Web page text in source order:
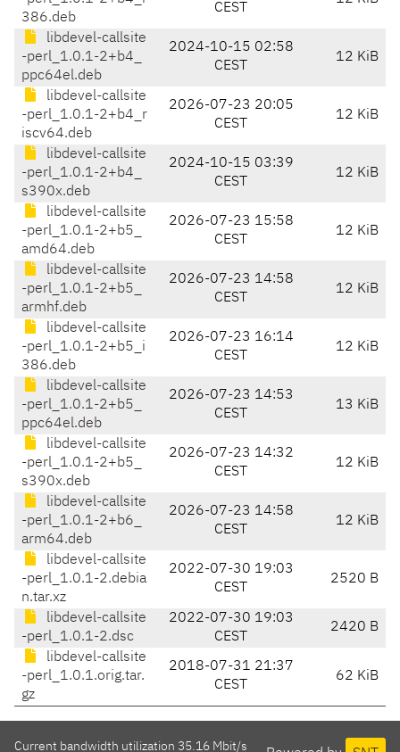
386.deb
CEST
libdevel-callsite
-perl_1.0.1-2+b4_
ppc64el.deb
2024-10-15 02:58
CEST
12 KiB
libdevel-callsite
-perl_1.0.1-2+b4_r
iscv64.deb
2026-07-23 20:05
CEST
12 KiB
libdevel-callsite
-perl_1.0.1-2+b4_
s390x.deb
2024-10-15 03:39
CEST
12 KiB
libdevel-callsite
-perl_1.0.1-2+b5_
amd64.deb
2026-07-23 15:58
CEST
12 KiB
libdevel-callsite
-perl_1.0.1-2+b5_
armhf.deb
2026-07-23 14:58
CEST
12 KiB
libdevel-callsite
-perl_1.0.1-2+b5_i
386.deb
2026-07-23 16:14
CEST
12 KiB
libdevel-callsite
-perl_1.0.1-2+b5_
ppc64el.deb
2026-07-23 14:53
CEST
13 KiB
libdevel-callsite
-perl_1.0.1-2+b5_
s390x.deb
2026-07-23 14:32
CEST
12 KiB
libdevel-callsite
-perl_1.0.1-2+b6_
arm64.deb
2026-07-23 14:58
CEST
12 KiB
libdevel-callsite
-perl_1.0.1-2.debia
n.tar.xz
2022-07-30 19:03
CEST
2520 B
libdevel-callsite
-perl_1.0.1-2.dsc
2022-07-30 19:03
CEST
2420 B
libdevel-callsite
-perl_1.0.1.orig.tar.
gz
2018-07-31 21:37
CEST
62 KiB
Current bandwidth utilization 35.16 Mbit/s